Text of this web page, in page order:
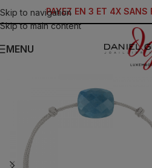
Skip to navigation
Skip to main content
PAYEZ EN 3 ET 4X SANS
MENU